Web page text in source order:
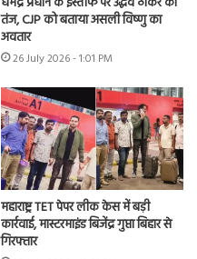
तंज, CJP को बताया असली विष्णु का
अवतार
26 July 2026 - 1:01 PM
महाराष्ट्र TET पेपर लीक केस में बड़ी
कार्रवाई, मास्टरमाइंड बिजेंद्र गुप्ता बिहार से
गिरफ्तार